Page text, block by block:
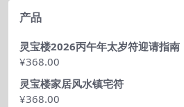
产品
灵宝楼2026丙午年太岁符迎请指南
¥368.00
灵宝楼家居风水镇宅符
¥368.00